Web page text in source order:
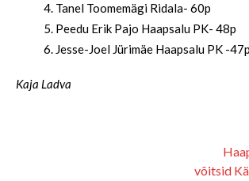
Tanel Toomemägi Ridala- 60p
Peedu Erik Pajo Haapsalu PK- 48p
Jesse-Joel Jürimäe Haapsalu PK -47p
Kaja Ladva
võitsid